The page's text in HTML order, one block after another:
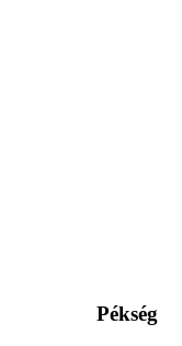
Pékség